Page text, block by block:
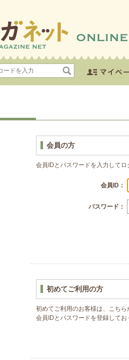
会員の方
会員IDとパスワードを入力してロ
会員ID：
パスワード：
初めてご利用の方
初めてご利用のお客様は、こちら
会員IDとパスワードを登録してお